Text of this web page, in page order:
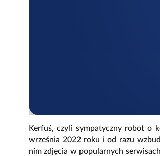
Kerfuś, czyli sympatyczny robot o
września 2022 roku i od razu
nim zdjęcia w popularnych